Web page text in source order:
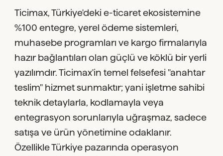
Ticimax, Türkiye'deki e-ticaret ekosistemine
%100 entegre, yerel ödeme sistemleri,
muhasebe programları ve kargo firmalarıyla
hazır bağlantıları olan güçlü ve köklü bir yerli
yazılımdır. Ticimax'in temel felsefesi "anahtar
teslim" hizmet sunmaktır; yani işletme sahibi
teknik detaylarla, kodlamayla veya
entegrasyon sorunlarıyla uğraşmaz, sadece
satışa ve ürün yönetimine odaklanır.
Özellikle Türkiye pazarında operasyon